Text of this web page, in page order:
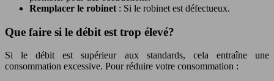
Remplacer le robinet : Si le robinet est défectueux.
Que faire si le débit est trop élevé?
Si le débit est supérieur aux standards, cela entraîne une
consommation excessive. Pour réduire votre consommation :